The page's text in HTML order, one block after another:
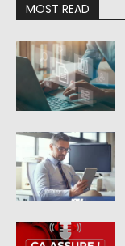
MOST READ